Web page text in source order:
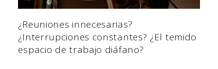
¿Reuniones innecesarias?
¿Interrupciones constantes? ¿El temido
espacio de trabajo diáfano?